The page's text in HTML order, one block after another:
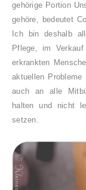
gehörige Portion
gehöre, bedeutet
Ich bin deshalb
Pflege, im
erkrankten
aktuellen
auch an alle
halten und nicht
setzen.